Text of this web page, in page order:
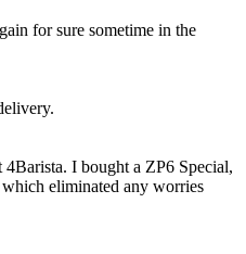
for sure sometime in the
I bought a ZP6 Special,
eliminated any worries